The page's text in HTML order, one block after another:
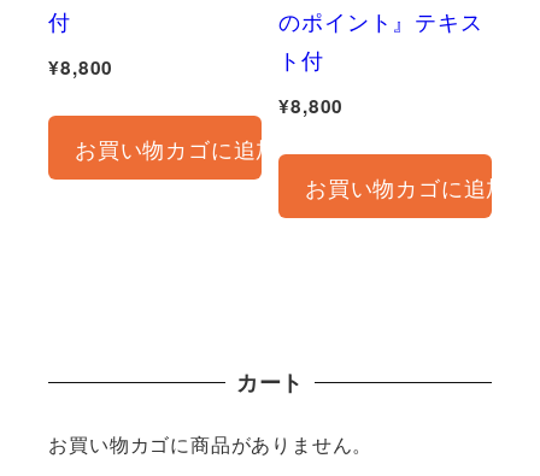
付
¥8,800
お買い物カゴに追加
のポイント』テキス
ト付
¥8,800
お買い物カゴに追加
カート
お買い物カゴに商品がありません。